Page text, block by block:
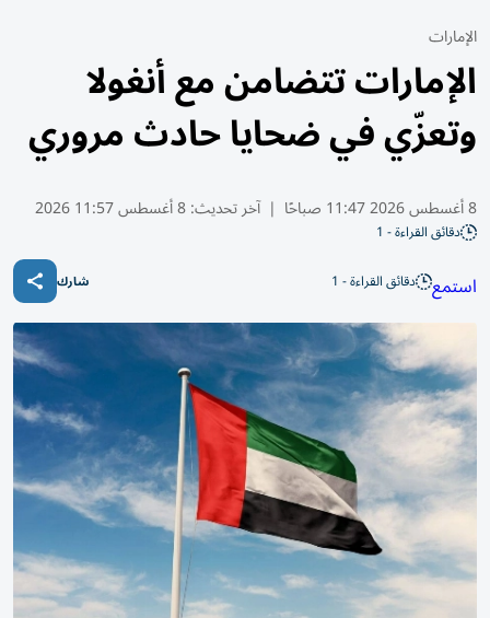
الإمارات
الإمارات تتضامن مع أنغولا
وتعزّي في ضحايا حادث مروري
8 أغسطس 2026 11:47 صباحًا | آخر تحديث:8 أغسطس 11:57 2026
دقائق القراءة - 1
استمع دقائق القراءة - 1 شارك